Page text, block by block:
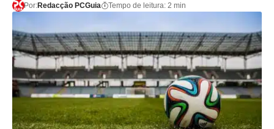
Por:Redacção PCGuia Tempo de leitura: 2 min